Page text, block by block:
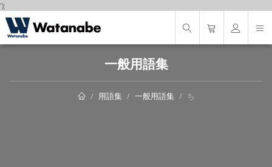
');
一般用語集
用語集 一般用語集 ち